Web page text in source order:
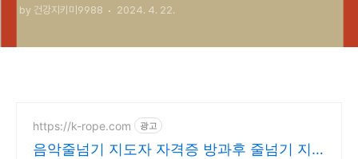
by 건강지키미9988 2024. 4. 22.
https://k-rope.com 광고
음악줄넘기 지도자 자격증 방과후 줄넘기 지